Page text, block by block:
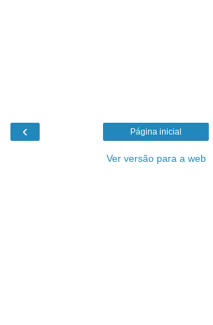
‹ Página inicial
Ver versão para a web